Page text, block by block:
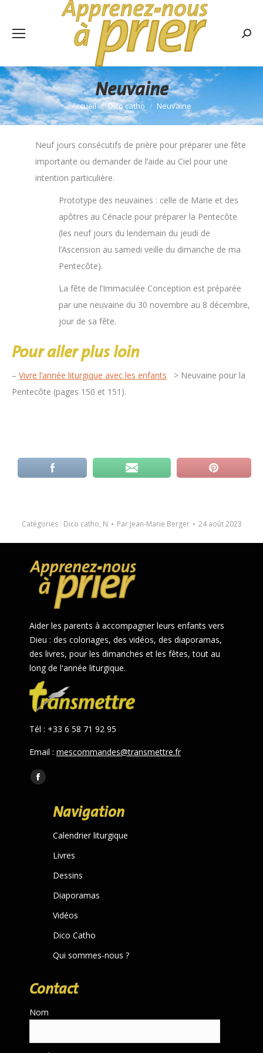
Neuvaine
Vous êtes ici :
Accueil Dico catho Neuvaine
Neuf jours consécutifs de prière pour préparer une fête
importante ou demander de l’aide au Ciel pour une
intention particulière.
Prototype des neuvaines : celle de Marie et des
apôtres au Cénacle pour préparer la Pentecôte
(les neuf jours du lendemain du jeudi de
l’Ascension au samedi veille du dimanche de ma
Pentecôte).
La fête de l’Immaculée Conception est préparée
par une neuvaine du 30 novembre au 8 décembre,
jour de sa fête.
Pour aller plus loin
– Vivre l’année liturgique avec les enfants > Neuvaine pour la
Pentecôte (pages 150 et 151).
Catégories : Dico catho, N Par Jean-Marie Berger 24 août 2023
Aider les parents à accompagner leurs enfants vers
Dieu : des coloriages, des vidéos, des diaporamas,
des livres, pour les dimanches et les fêtes, tout au
long de l'année liturgique.
Tél : +33 6 58 71 92 95
Email : mescommandes@transmettre.fr
Trouvez nous sur :
Facebook
opens
window
Navigation
Calendrier liturgique
Livres
Dessins
Diaporamas
Vidéos
Dico Catho
Qui sommes-nous ?
Contact
Nom